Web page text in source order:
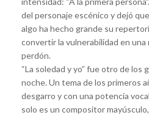
del personaje escénico y dejó
algo ha hecho grande su
convertir la vulnerabilidad en una
perdón.
“La soledad y yo” fue otro de los
noche. Un tema de los primeros
desgarro y con una potencia
solo es un compositor